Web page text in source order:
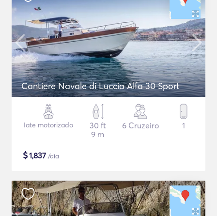
Cantiere Navale di Luccia Alfa 30 Sport
Iate motorizado
30 ft
9 m
6 Cruzeiro 1
$1,837 /dia